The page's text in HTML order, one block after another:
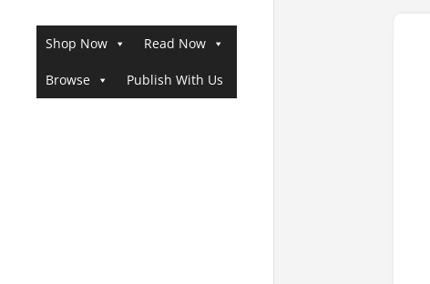
Shop Now Read Now
Browse Publish With Us